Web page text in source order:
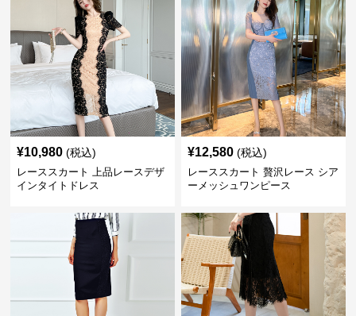
¥10,980 (税込)
レーススカート 上品レースデザ
インタイトドレス
¥12,580 (税込)
レーススカート 贅沢レース シア
ーメッシュワンピース